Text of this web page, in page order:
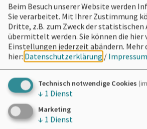
Beim Besuch unserer Website werden
Sie verarbeitet. Mit Ihrer Zustimmung
Dritte, z.B. zum Zweck der statistischen
übermittelt werden. Sie können die hier
Einstellungen jederzeit abändern. Mehr
hier: Datenschutzerklärung / Impressum
Technisch notwendige Cookies
↓ 1 Dienst
Marketing
↓ 1 Dienst